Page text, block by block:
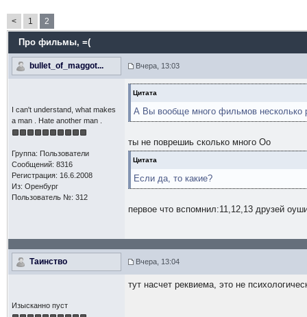
< 1 2
Про фильмы, =(
bullet_of_maggot... Вчера, 13:03
I can't understand, what makes
a man . Hate another man .
Группа: Пользователи
Сообщений: 8316
Регистрация: 16.6.2008
Из: Оренбург
Пользователь №: 312
Цитата
А Вы вообще много фильмов несколько
ты не поврешиь сколько много Оо
Цитата
Если да, то какие?
первое что вспомнил:11,12,13 друзей
Таинство Вчера, 13:04
Изысканно пуст
тут насчет реквиема, это не